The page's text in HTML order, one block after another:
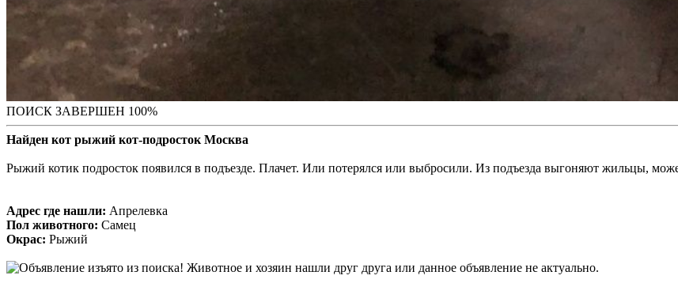
ПОИСК ЗАВЕРШЕН 100%
Найден кот рыжий кот-подросток Москва
Рыжий котик подросток появился в подъезде. Плачет. Или потерялся или выбросили. Из подъезда выгоняют жильцы,
Адрес где нашли: Апрелевка
Пол животного: Самец
Окрас: Рыжий